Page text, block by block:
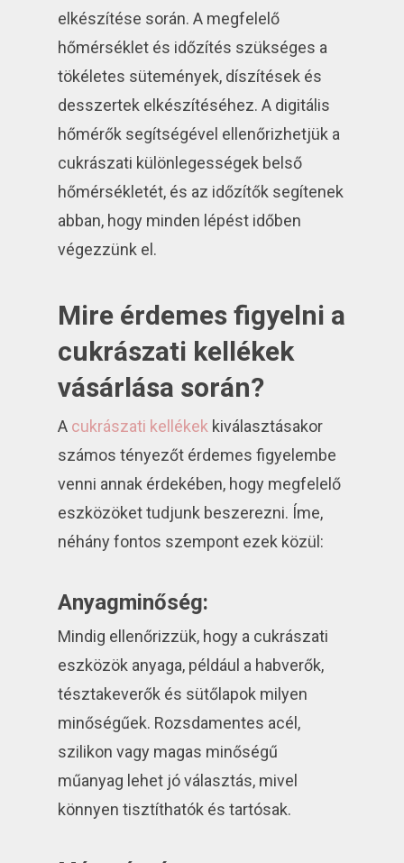
elkészítése során. A megfelelő
hőmérséklet és időzítés szükséges a
tökéletes sütemények, díszítések és
desszertek elkészítéséhez. A digitális
hőmérők segítségével ellenőrizhetjük a
cukrászati különlegességek belső
hőmérsékletét, és az időzítők segítenek
abban, hogy minden lépést időben
végezzünk el.
Mire érdemes figyelni a
cukrászati kellékek
vásárlása során?
A cukrászati kellékek kiválasztásakor
számos tényezőt érdemes figyelembe
venni annak érdekében, hogy megfelelő
eszközöket tudjunk beszerezni. Íme,
néhány fontos szempont ezek közül:
Anyagminőség:
Mindig ellenőrizzük, hogy a cukrászati
eszközök anyaga, például a habverők,
tésztakeverők és sütőlapok milyen
minőségűek. Rozsdamentes acél,
szilikon vagy magas minőségű
műanyag lehet jó választás, mivel
könnyen tisztíthatók és tartósak.